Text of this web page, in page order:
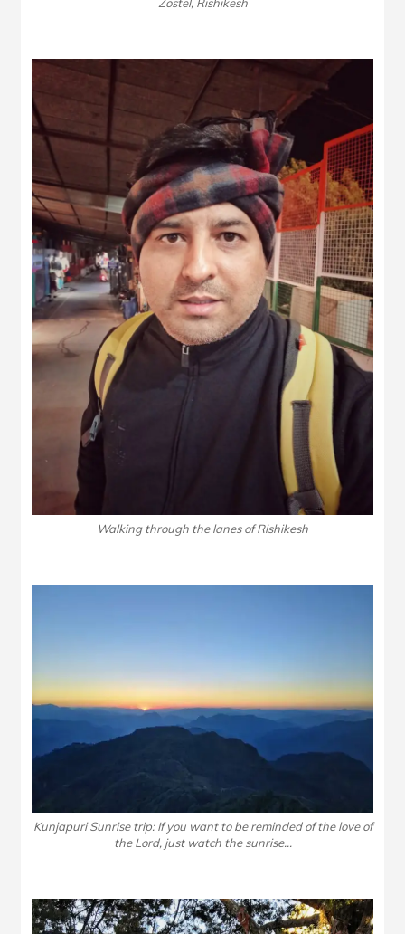
Walking through the lanes of Rishikesh
Kunjapuri Sunrise trip: If you want to be reminded of the love of
the Lord, just watch the sunrise…